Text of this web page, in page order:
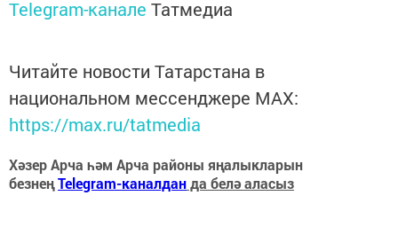
Telegram-канале Татмедиа
Читайте новости Татарстана в
национальном мессенджере MАХ:
https://max.ru/tatmedia
Хәзер Арча һәм Арча районы яңалыкларын
безнеңTelegram-каналданда белә аласыз